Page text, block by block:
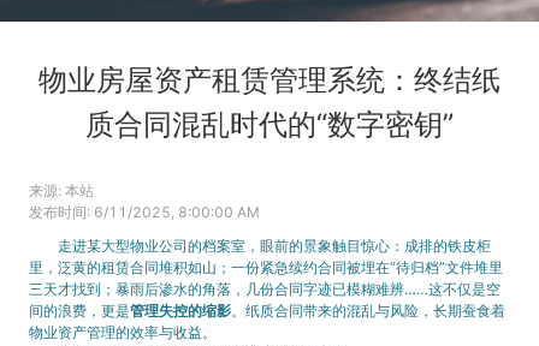
物业房屋资产租赁管理系统：终结纸
质合同混乱时代的“数字密钥”
来源: 本站
发布时间: 6/11/2025, 8:00:00 AM
走进某大型物业公司的档案室，眼前的景象触目惊心：成排的铁皮柜
里，泛黄的租赁合同堆积如山；一份紧急续约合同被埋在“待归档”文件堆里
三天才找到；暴雨后渗水的角落，几份合同字迹已模糊难辨……这不仅是空
间的浪费，更是管理失控的缩影。纸质合同带来的混乱与风险，长期蚕食着
物业资产管理的效率与收益。